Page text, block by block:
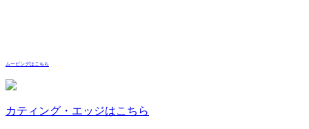
ムービングはこちら
カティング・エッジはこちら